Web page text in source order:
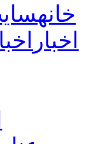
خانه
اخبار